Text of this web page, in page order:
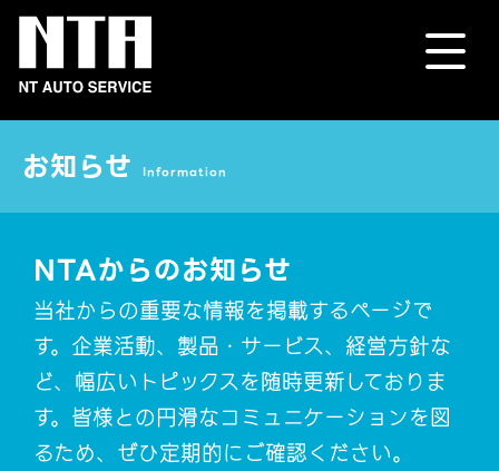
お知らせ Information
NTAからのお知らせ
当社からの重要な情報を掲載するページで
す。企業活動、製品・サービス、経営方針な
ど、幅広いトピックスを随時更新しておりま
す。皆様との円滑なコミュニケーションを図
るため、ぜひ定期的にご確認ください。